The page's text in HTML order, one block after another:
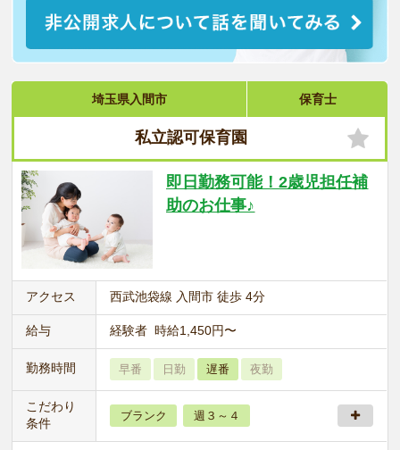
埼玉県入間市 保育士
私立認可保育園
即日勤務可能！2歳児担任補
助のお仕事♪
アクセス 西武池袋線 入間市 徒歩 4分
給与 経験者 時給1,450円〜
勤務時間 早番 日勤 遅番 夜勤
こだわり
条件
ブランク 週３～４